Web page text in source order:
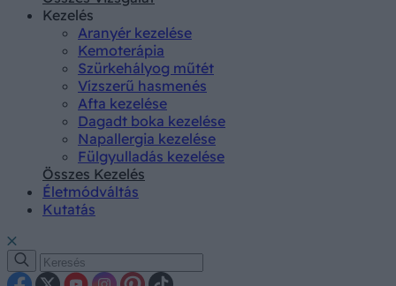
Kezelés
Aranyér kezelése
Kemoterápia
Szürkehályog műtét
Vízszerű hasmenés
Afta kezelése
Dagadt boka kezelése
Napallergia kezelése
Fülgyulladás kezelése
Összes Kezelés
Életmódváltás
Kutatás